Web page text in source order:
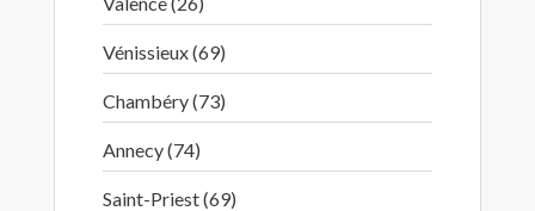
Vénissieux (69)
Chambéry (73)
Annecy (74)
Saint-Priest (69)